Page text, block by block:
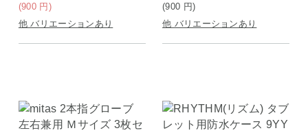
(900 円)
他 バリエーションあり
(900 円)
他 バリエーションあり